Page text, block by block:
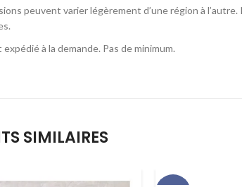
peuvent varier légèrement d’une région à
à la demande. Pas de minimum.
SIMILAIRES